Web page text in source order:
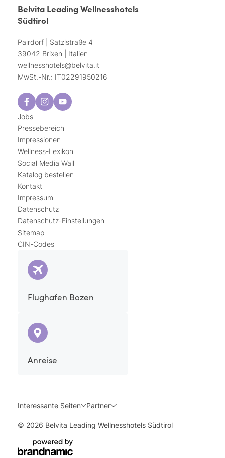
Belvita Leading Wellnesshotels
Südtirol
Pairdorf | Satzlstraße 4
39042 Brixen | Italien
wellnesshotels@belvita.it
MwSt.-Nr.: IT02291950216
Jobs
Pressebereich
Impressionen
Wellness-Lexikon
Social Media Wall
Katalog bestellen
Kontakt
Impressum
Datenschutz
Datenschutz-Einstellungen
Sitemap
CIN-Codes
Flughafen Bozen
Anreise
Interessante Seiten Partner
© 2026 Belvita Leading Wellnesshotels Südtirol